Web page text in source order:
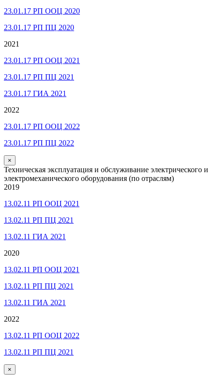
23.01.17 РП ООЦ 2020
23.01.17 РП ПЦ 2020
2021
23.01.17 РП ООЦ 2021
23.01.17 РП ПЦ 2021
23.01.17 ГИА 2021
2022
23.01.17 РП ООЦ 2022
23.01.17 РП ПЦ 2022
×
Техническая эксплуатация и обслуживание электрического и
электромеханического оборудования (по отраслям)
2019
13.02.11 РП ООЦ 2021
13.02.11 РП ПЦ 2021
13.02.11 ГИА 2021
2020
13.02.11 РП ООЦ 2021
13.02.11 РП ПЦ 2021
13.02.11 ГИА 2021
2022
13.02.11 РП ООЦ 2022
13.02.11 РП ПЦ 2021
×